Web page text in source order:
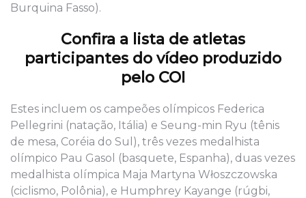
Burquina Fasso).
Confira a lista de atletas
participantes do vídeo produzido
pelo COI
Estes incluem os campeões olímpicos Federica
Pellegrini (natação, Itália) e Seung-min Ryu (tênis
de mesa, Coréia do Sul), três vezes medalhista
olímpico Pau Gasol (basquete, Espanha), duas vezes
medalhista olímpica Maja Martyna Włoszczowska
(ciclismo, Polônia), e Humphrey Kayange (rúgbi,